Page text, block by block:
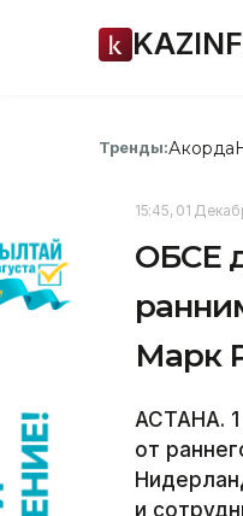
Тренды:Акорда
15:45, 01
ОБСЕ
Марк
АСТАНА.
от
и